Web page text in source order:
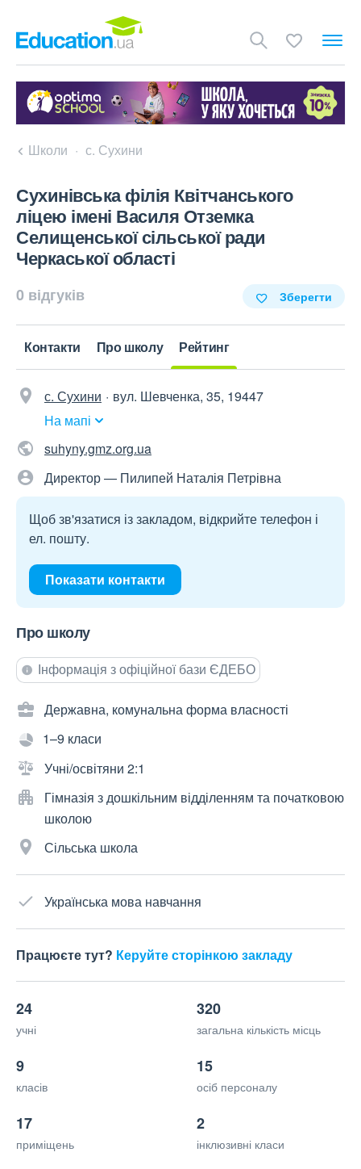
Школи с. Сухини
Сухинівська філія Квітчанського
ліцею імені Василя Отземка
Селищенської сільської ради
Черкаської області
0 відгуків Зберегти
Контакти Про школу Рейтинг
с. Сухини
вул. Шевченка, 35, 19447
На мапі
suhyny.gmz.org.ua
Директор — Пилипей Наталія Петрівна
Щоб зв'язатися із закладом, відкрийте телефон і
ел. пошту.
Показати контакти
Про школу
Інформація з офіційної бази ЄДЕБО
Державна, комунальна форма власності
1–9 класи
Учні/освітяни 2:1
Гімназія з дошкільним відділенням та початковою
школою
Сільська школа
Українська мова навчання
Працюєте тут? Керуйте сторінкою закладу
24
учні
320
загальна кількість місць
9
класів
15
осіб персоналу
17
приміщень
2
інклюзивні класи